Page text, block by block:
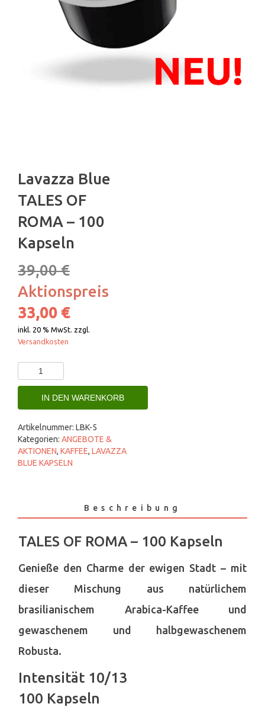
Lavazza Blue
TALES OF
ROMA – 100
Kapseln
39,00€
Aktionspreis
33,00 €
inkl. 20 % MwSt. zzgl.
Versandkosten
Lavazza
Blue
-
100
Kapseln
Menge
IN DEN WARENKORB
Artikelnummer: LBK-5
Kategorien: ANGEBOTE &
AKTIONEN, KAFFEE, LAVAZZA
BLUE KAPSELN
Beschreibung
TALES OF ROMA – 100 Kapseln
Genieße den Charme der ewigen Stadt – mit
dieser Mischung aus natürlichem
brasilianischem Arabica-Kaffee und
gewaschenem und halbgewaschenem
Robusta.
Intensität 10/13
100 Kapseln